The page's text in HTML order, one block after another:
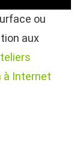
ou
aux
à Internet